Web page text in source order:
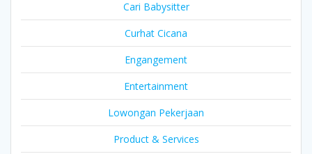
Cari Babysitter
Curhat Cicana
Engangement
Entertainment
Lowongan Pekerjaan
Product & Services